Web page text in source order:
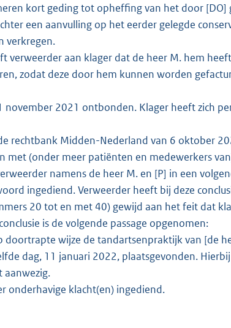
kort geding tot opheffing van het door [DO]
een aanvulling op het eerder gelegde
verkregen.
verweerder aan klager dat de heer M. hem
zodat deze door hem kunnen worden
2021 ontbonden. Klager heeft zich
rechtbank Midden-Nederland van 6 oktober
met (onder meer patiënten en medewerkers
namens de heer M. en [P] in een
ingediend. Verweerder heeft bij deze
20 tot en met 40) gewijd aan het feit dat
is de volgende passage opgenomen:
doortrapte wijze de tandartsenpraktijk van [de
dag, 11 januari 2022, plaatsgevonden.
aanwezig.
klacht(en) ingediend.